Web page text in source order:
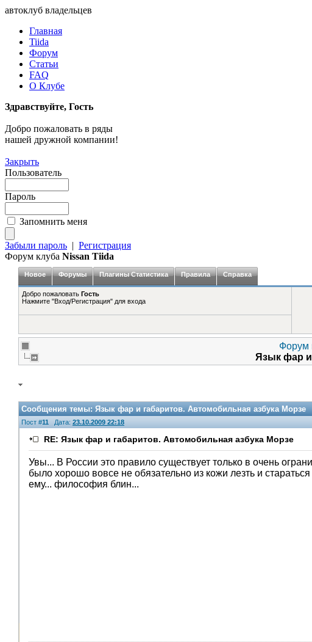
автоклуб владельцев
Главная
Tiida
Форум
Статьи
FAQ
О Клубе
Здравствуйте, Гость
Добро пожаловать в ряды
нашей дружной компании!
Закрыть
Пользователь
Пароль
Запомнить меня
Забыли пароль | Регистрация
Форум клуба Nissan Tiida
Новое Форумы Плагины Статистика Правила Справка
Добро пожаловать Гость
Нажмите "Вход/Регистрация" для входа
Форум
Язык фар и
Сообщения темы:Язык фар и габаритов. Автомобильная азбука Морзе
Пост #11 Дата: 23.10.2009 22:18
RE: Язык фар и габаритов. Автомобильная азбука Морзе
Увы... В России это правило существует только в очень
было хорошо вовсе не обязательно из кожи лезть и
ему... философия блин...